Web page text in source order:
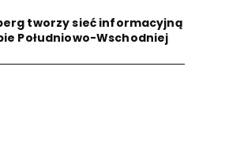
tworzy sieć informacyjną
Południowo-Wschodniej